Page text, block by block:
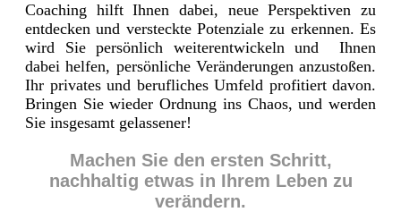
Coaching hilft Ihnen dabei, neue Perspektiven zu
entdecken und versteckte Potenziale zu erkennen. Es
wird Sie persönlich weiterentwickeln und Ihnen
dabei helfen, persönliche Veränderungen anzustoßen.
Ihr privates und berufliches Umfeld profitiert davon.
Bringen Sie wieder Ordnung ins Chaos, und werden
Sie insgesamt gelassener!
Machen Sie den ersten Schritt,
nachhaltig etwas in Ihrem Leben zu
verändern.